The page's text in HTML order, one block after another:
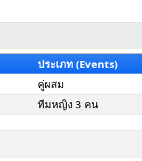
ประเภท (Events)
คู่ผสม
ทีมหญิง 3 คน